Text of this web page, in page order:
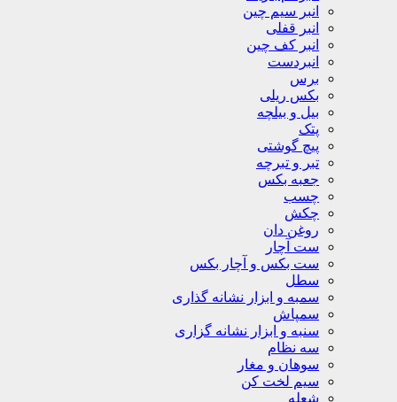
انبر سیم چین
انبر قفلی
انبر کف چین
انبردست
برس
بکس ریلی
بیل و بیلچه
پتک
پیچ گوشتی
تبر و تبرچه
جعبه بکس
چسب
چکش
روغن دان
ست آچار
ست بکس و آچار بکس
سطل
سمبه و ابزار نشانه گذاری
سمپاش
سنبه و ابزار نشانه گزاری
سه نظام
سوهان و مغار
سیم لخت کن
شعله